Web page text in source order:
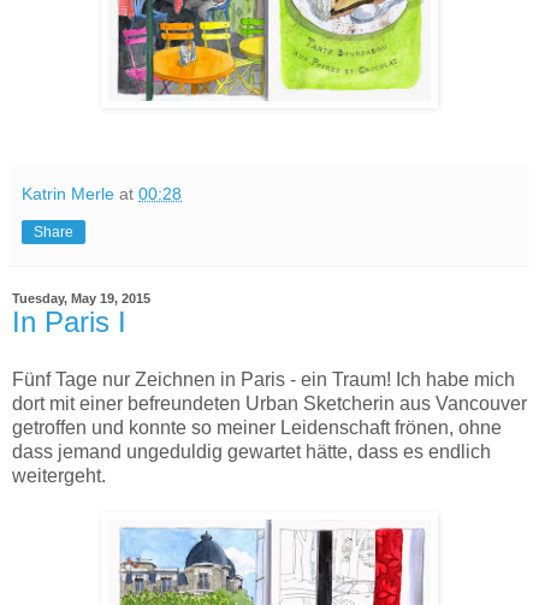
Katrin Merle at 00:28
Share
Tuesday, May 19, 2015
In Paris I
Fünf Tage nur Zeichnen in Paris - ein Traum! Ich habe mich
dort mit einer befreundeten Urban Sketcherin aus Vancouver
getroffen und konnte so meiner Leidenschaft frönen, ohne
dass jemand ungeduldig gewartet hätte, dass es endlich
weitergeht.